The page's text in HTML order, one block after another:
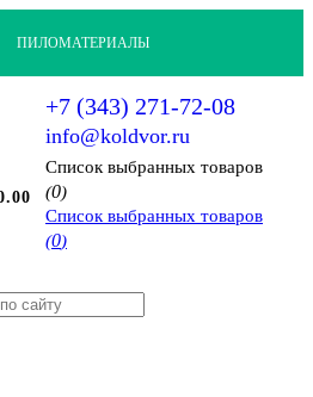
ПИЛОМАТЕРИАЛЫ
+7 (343) 271-72-08
info@koldvor.ru
Cписок выбранных товаров
(0)
Cписок выбранных товаров
(0)